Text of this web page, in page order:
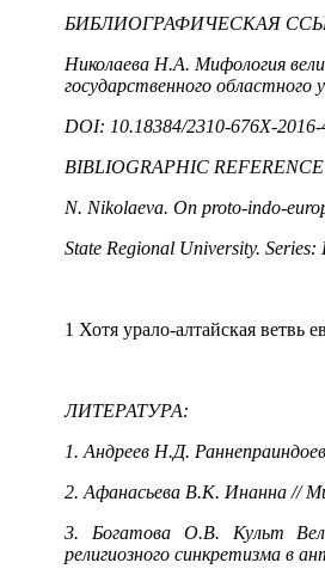
БИБЛИОГРАФИЧЕСКАЯ
Николаева Н.А. Мифология
государственного
DOI: 10.18384/2310-676X-
BIBLIOGRAPHIC REFERENCE
N. Nikolaeva. On proto-indo-
State Regional University.
1 Хотя урало-алтайская ветвь
ЛИТЕРАТУРА:
1. Андреев Н.Д.
2. Афанасьева В.К. Инанна //
3. Богатова О.В. Культ
религиозного синкретизма в